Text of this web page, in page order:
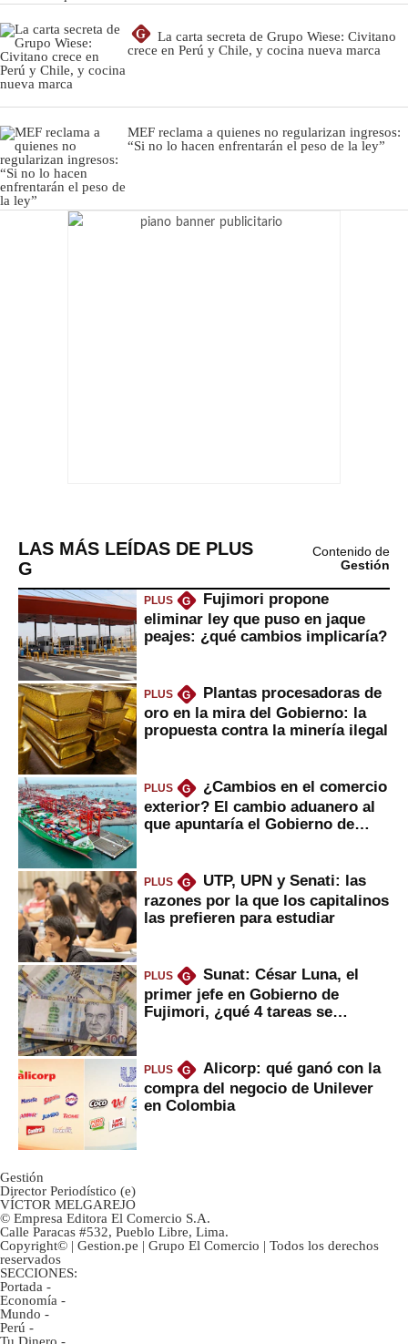
G
La carta secreta de Grupo Wiese: Civitano
crece en Perú y Chile, y cocina nueva marca
MEF reclama a quienes no regularizan ingresos:
“Si no lo hacen enfrentarán el peso de la ley”
LAS MÁS LEÍDAS DE PLUS
G
Contenido de
Gestión
PLUS G
Fujimori propone
eliminar ley que puso en jaque
peajes: ¿qué cambios implicaría?
PLUS G
Plantas procesadoras de
oro en la mira del Gobierno: la
propuesta contra la minería ilegal
PLUS G
¿Cambios en el comercio
exterior? El cambio aduanero al
que apuntaría el Gobierno de
PLUS G
UTP, UPN y Senati: las
razones por la que los capitalinos
las prefieren para estudiar
PLUS G
Sunat: César Luna, el
primer jefe en Gobierno de
Fujimori, ¿qué 4 tareas se
PLUS G
Alicorp: qué ganó con la
compra del negocio de Unilever
en Colombia
Gestión
Director Periodístico (e)
VÍCTOR MELGAREJO
© Empresa Editora El Comercio S.A.
Calle Paracas #532, Pueblo Libre, Lima.
Copyright© | Gestion.pe | Grupo El Comercio | Todos los derechos
reservados
SECCIONES:
Portada -
Economía -
Mundo -
Perú -